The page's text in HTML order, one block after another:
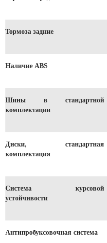
Тормоза задние
Наличие ABS
Шины в стандартной
комплектации
Диски, стандартная
комплектация
Система курсовой
устойчивости
Антипробуксовочная система